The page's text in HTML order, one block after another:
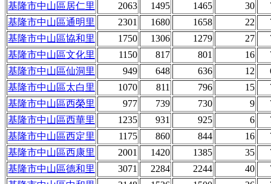
基隆市中山區居仁里
2063 1495 1465 30
基隆市中山區通明里
2301 1680 1658 22
基隆市中山區協和里
1750 1306 1279 27
基隆市中山區文化里
1150 817 801 16
基隆市中山區仙洞里
949 648 636 12
基隆市中山區太白里
1070 811 796 15
基隆市中山區西榮里
977 739 730 9
基隆市中山區西華里
1235 931 925 6
基隆市中山區西定里
1175 860 844 16
基隆市中山區西康里
2001 1420 1385 35
基隆市中山區德和里
3071 2284 2244 40